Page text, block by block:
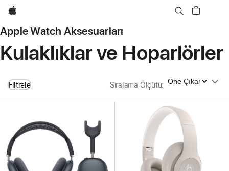
wzlhp
Apple Watch Aksesuarları
Kulaklıklar ve Hoparlörler
Filtrele Sıralama Ölçütü: Sıralama Ölçütü